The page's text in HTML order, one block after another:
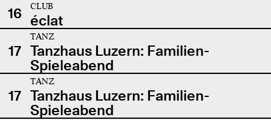
16
CLUB
éclat
17
TANZ
Tanzhaus Luzern: Familien-
Spieleabend
17
TANZ
Tanzhaus Luzern: Familien-
Spieleabend